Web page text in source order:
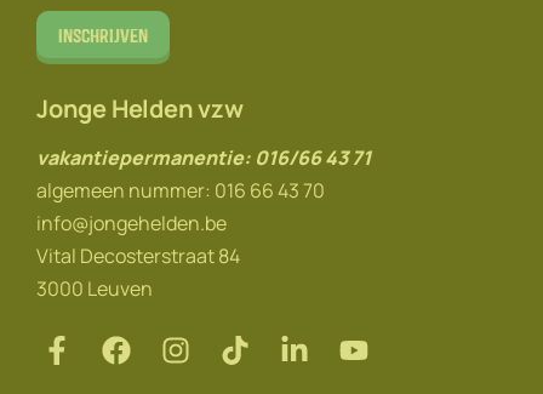
Inschrijven
Jonge Helden vzw
vakantiepermanentie: 016/66 43 71
algemeen nummer: 016 66 43 70
info@jongehelden.be
Vital Decosterstraat 84
3000 Leuven